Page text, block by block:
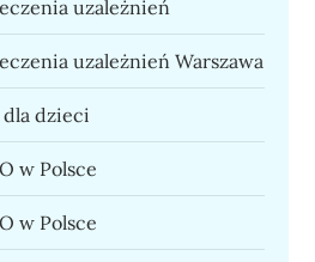
uzależnień
uzależnień Warszawa
dzieci
w Polsce
w Polsce